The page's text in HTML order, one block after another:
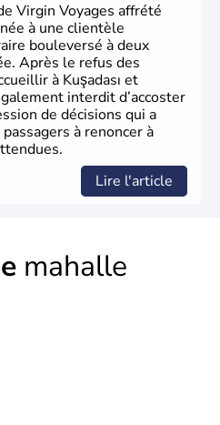
Virgin Voyages affrété
à une clientèle
bouleversé à deux
Après le refus des
à Kuşadası et
interdit d’accoster
de décisions qui a
à renoncer à
Lire l'article
mahalle